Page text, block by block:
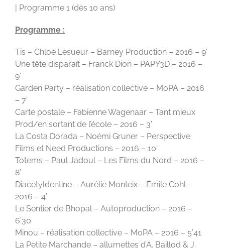
| Programme 1 (dès 10 ans)
Programme :
Tis – Chloé Lesueur – Barney Production – 2016 – 9’
Une tête disparaît – Franck Dion – PAPY3D – 2016 –
9’
Garden Party – réalisation collective – MoPA – 2016
– 7’
Carte postale – Fabienne Wagenaar – Tant mieux
Prod/en sortant de l’école – 2016 – 3’
La Costa Dorada – Noémi Gruner – Perspective
Films et Need Productions – 2016 – 10’
Totems – Paul Jadoul – Les Films du Nord – 2016 –
8’
Diacetyldentine – Aurélie Monteix – Émile Cohl –
2016 – 4’
Le Sentier de Bhopal – Autoproduction – 2016 –
6’30
Minou – réalisation collective – MoPA – 2016 – 5’41
La Petite Marchande – allumettes d’A. Baillod & J.